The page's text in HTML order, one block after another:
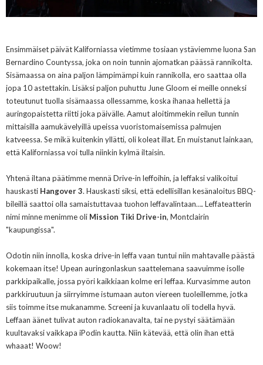
Ensimmäiset päivät Kaliforniassa vietimme tosiaan ystäviemme luona San
Bernardino Countyssa, joka on noin tunnin ajomatkan päässä rannikolta.
Sisämaassa on aina paljon lämpimämpi kuin rannikolla, ero saattaa olla
jopa 10 astettakin. Lisäksi paljon puhuttu June Gloom ei meille onneksi
toteutunut tuolla sisämaassa ollessamme, koska ihanaa hellettä ja
auringopaistetta riitti joka päivälle. Aamut aloitimmekin reilun tunnin
mittaisilla aamukävelyillä upeissa vuoristomaisemissa palmujen
katveessa. Se mikä kuitenkin yllätti, oli koleat illat. En muistanut lainkaan,
että Kaliforniassa voi tulla niinkin kylmä iltaisin.
Yhtenä iltana päätimme mennä Drive-in leffoihin, ja leffaksi valikoitui
hauskasti Hangover 3. Hauskasti siksi, että edellisillan kesänaloitus BBQ-
bileillä saattoi olla samaistuttavaa tuohon leffavalintaan…. Leffateatterin
nimi minne menimme oli Mission Tiki Drive-in, Montclairin
"kaupungissa".
Odotin niin innolla, koska drive-in leffa vaan tuntui niin mahtavalle päästä
kokemaan itse! Upean auringonlaskun saattelemana saavuimme isolle
parkkipaikalle, jossa pyöri kaikkiaan kolme eri leffaa. Kurvasimme auton
parkkiruutuun ja siirryimme istumaan auton viereen tuoleillemme, jotka
siis toimme itse mukanamme. Screeni ja kuvanlaatu oli todella hyvä.
Leffaan äänet tulivat auton radiokanavalta, tai ne pystyi säätämään
kuultavaksi vaikkapa iPodin kautta. Niin kätevää, että olin ihan että
whaaat! Woow!